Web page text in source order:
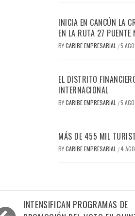
INICIA EN CANCÚN LA
EN LA RUTA 27 PUENTE
BYCARIBE EMPRESARIAL /5
EL DISTRITO
INTERNACIONAL
BYCARIBE EMPRESARIAL /5
MÁS DE 455 MIL
BYCARIBE EMPRESARIAL /4
INTENSIFICAN PROGRAMAS DE